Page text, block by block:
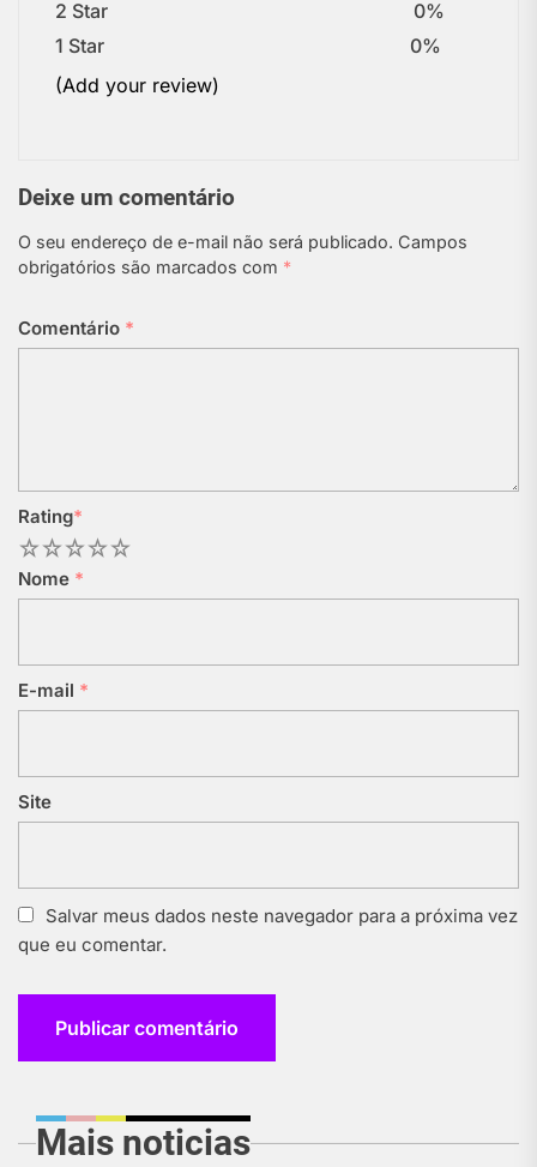
2 Star
0%
1 Star
0%
(Add your review)
Deixe um comentário
O seu endereço de e-mail não será publicado. Campos
obrigatórios são marcados com *
Comentário *
Rating*
5
4
3
2
Nome *
E-mail *
Site
Salvar meus dados neste navegador para a próxima vez
que eu comentar.
Mais noticias